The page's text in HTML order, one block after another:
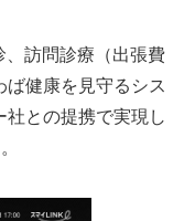
訪問診療（出張費
健康を見守るシス
との提携で実現し